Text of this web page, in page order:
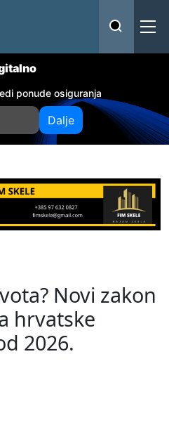
ponude osiguranja
Dalje
Novi zakon
hrvatske
2026.